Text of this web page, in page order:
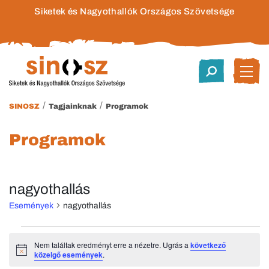
Siketek és Nagyothallók Országos Szövetsége
SINOSZ / Tagjainknak / Programok
Programok
nagyothallás
Események nagyothallás
Események
Notice
Nem találtak eredményt erre a nézetre. Ugrás akövetkező
közelgő események.